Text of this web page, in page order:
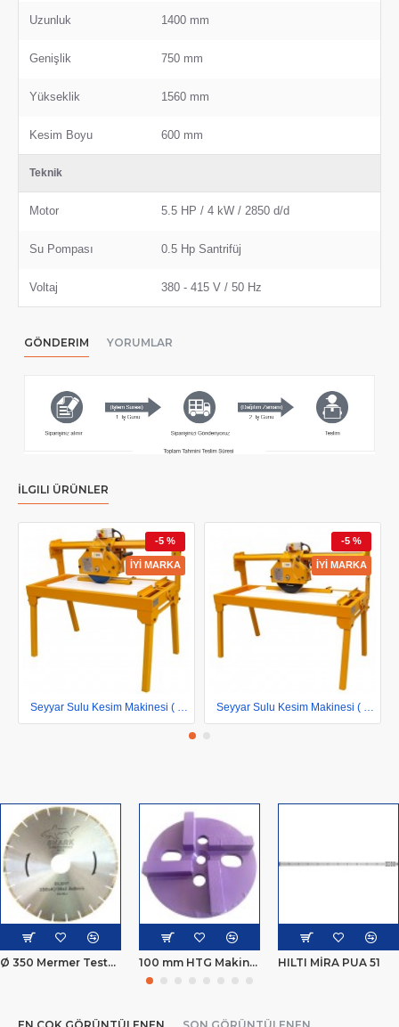
Uzunluk 1400 mm
Genişlik 750 mm
Yükseklik 1560 mm
Kesim Boyu 600 mm
Teknik
Motor 5.5 HP / 4 kW / 2850 d/d
Su Pompası 0.5 Hp Santrifüj
Voltaj 380 - 415 V / 50 Hz
GÖNDERIM YORUMLAR
İLGILI ÜRÜNLER
İYİ MARKA
-5 %
İYİ MARKA
-5 %
Ø 350 Mermer Testeresi 100 mm HTG Makine Silim Elması HILTI MİRA PUA 51